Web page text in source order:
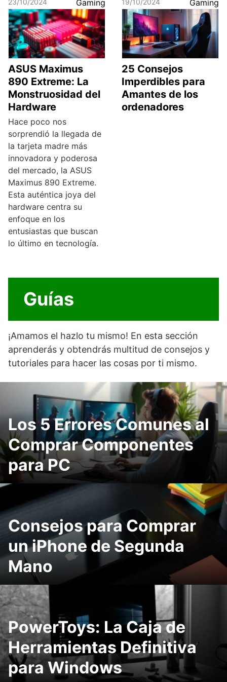
Gaming
ASUS Maximus
890 Extreme: La
Monstruosidad del
Hardware
Hace poco nos
sorprendió la llegada de
la tarjeta madre más
innovadora y poderosa
del mercado, la ASUS
Maximus 890 Extreme.
Esta auténtica joya del
hardware centra su
enfoque en los
entusiastas que buscan
lo último en tecnología.
Gaming
25 Consejos
Imperdibles para
Amantes de los
ordenadores
Guías
¡Amamos el hazlo tu mismo! En esta sección
aprenderás y obtendrás multitud de consejos y
tutoriales para hacer las cosas por ti mismo.
Los 5 Errores Comunes al
Comprar Componentes
para PC
Consejos para Comprar
un iPhone de Segunda
Mano
PowerToys: La Caja de
Herramientas Definitiva
para Windows